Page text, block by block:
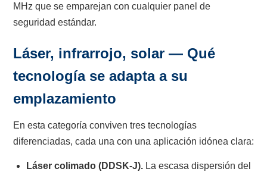
MHz que se emparejan con cualquier panel de
seguridad estándar.
Láser, infrarrojo, solar — Qué
tecnología se adapta a su
emplazamiento
En esta categoría conviven tres tecnologías
diferenciadas, cada una con una aplicación idónea clara:
Láser colimado (DDSK-J). La escasa dispersión del